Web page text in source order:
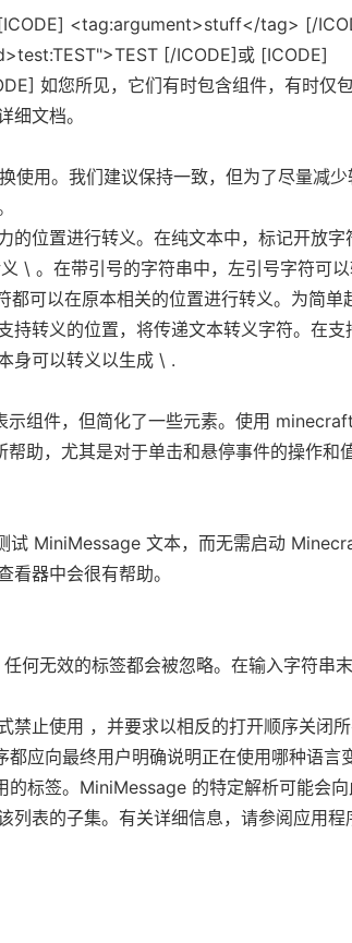
<tag:argument>stuff</tag> [/
[/ICODE]或 [ICODE]
如您所见，它们有时包含组件，有时仅
细文档。
用。我们建议保持一致，但为了尽量减少
的位置进行转义。在纯文本中，标记开放字
\ 。在带引号的字符串中，左引号字符可
都可以在原本相关的位置进行转义。为简单
持转义的位置，将传递文本转义字符。在支
身可以转义以生成 \ .
示组件，但简化了一些元素。使用
助，尤其是对于单击和悬停事件的操作和
试 MiniMessage 文本，而无需启动
器中会很有帮助。
何无效的标签都会被忽略。在输入字符串
禁止使用 ，并要求以相反的打开顺序关闭
应向最终用户明确说明正在使用哪种语言
标签。MiniMessage 的特定解析可能会向
列表的子集。有关详细信息，请参阅应用程